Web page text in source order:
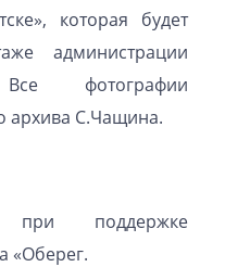
которая будет
администрации
фотографии
архива С.Чащина.
при поддержке
«Оберег.